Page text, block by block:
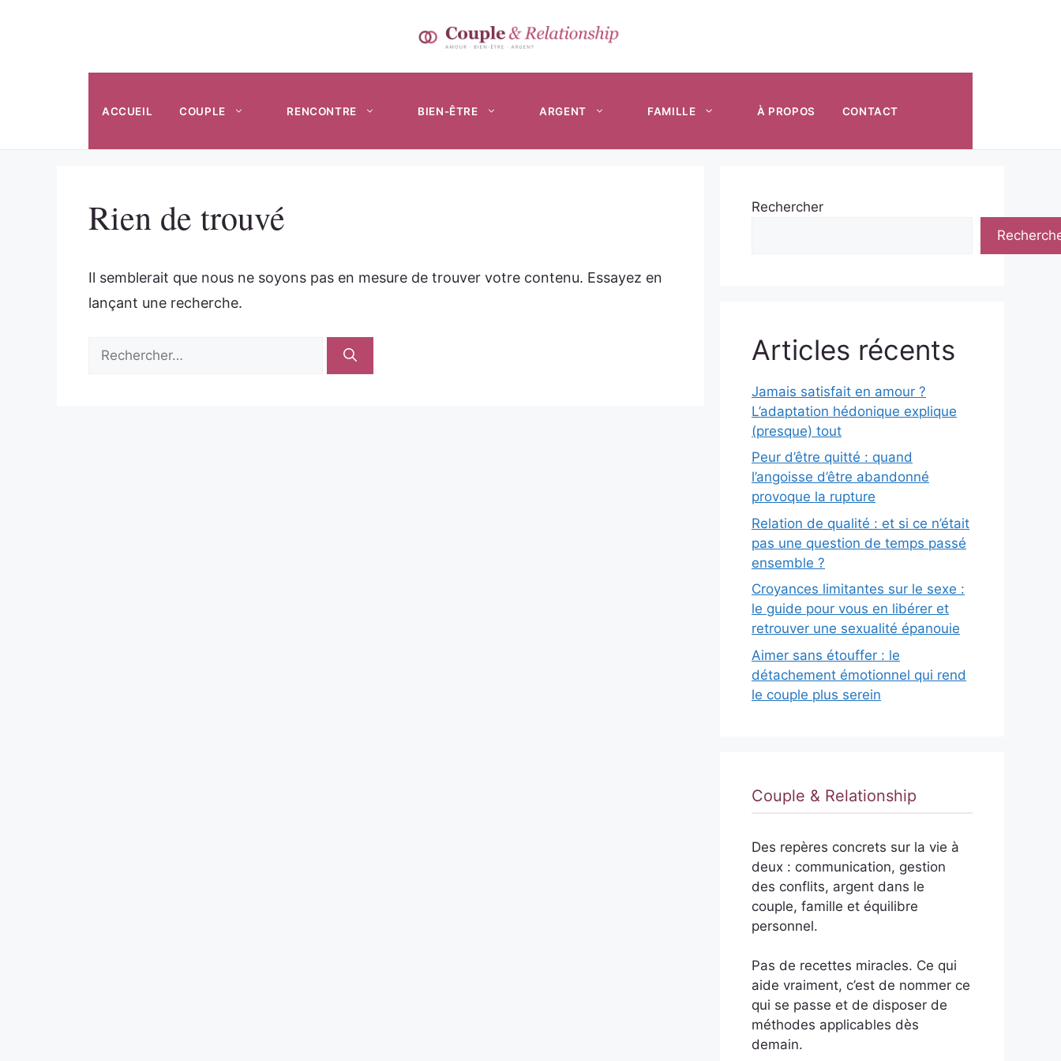
ACCUEIL COUPLE RENCONTRE BIEN-ÊTRE ARGENT FAMILLE À PROPOS CONTACT
Rien de trouvé
Il semblerait que nous ne soyons pas en mesure de trouver votre contenu. Essayez en
lançant une recherche.
Rechercher :
Rechercher
Articles récents
Jamais satisfait en amour ?
L’adaptation hédonique explique
(presque) tout
Peur d’être quitté : quand
l’angoisse d’être abandonné
provoque la rupture
Relation de qualité : et si ce n’était
pas une question de temps passé
ensemble ?
Croyances limitantes sur le sexe :
le guide pour vous en libérer et
retrouver une sexualité épanouie
Aimer sans étouffer : le
détachement émotionnel qui rend
le couple plus serein
Couple & Relationship
Des repères concrets sur la vie à
deux : communication, gestion
des conflits, argent dans le
couple, famille et équilibre
personnel.
Pas de recettes miracles. Ce qui
aide vraiment, c’est de nommer ce
qui se passe et de disposer de
méthodes applicables dès
demain.